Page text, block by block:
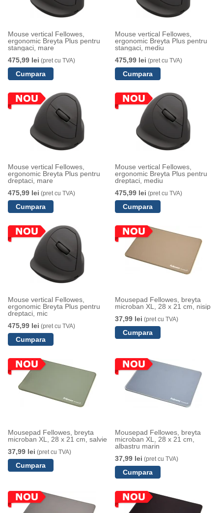
Mouse vertical Fellowes,
ergonomic Breyta Plus pentru
stangaci, mare
475,99 lei (pret cu TVA)
Mouse vertical Fellowes,
ergonomic Breyta Plus pentru
stangaci, mediu
475,99 lei (pret cu TVA)
Mouse vertical Fellowes,
ergonomic Breyta Plus pentru
dreptaci, mare
475,99 lei (pret cu TVA)
Mouse vertical Fellowes,
ergonomic Breyta Plus pentru
dreptaci, mediu
475,99 lei (pret cu TVA)
Mouse vertical Fellowes,
ergonomic Breyta Plus pentru
dreptaci, mic
475,99 lei (pret cu TVA)
Mousepad Fellowes, breyta
microban XL, 28 x 21 cm, nisip
37,99 lei (pret cu TVA)
Mousepad Fellowes, breyta
microban XL, 28 x 21 cm, salvie
37,99 lei (pret cu TVA)
Mousepad Fellowes, breyta
microban XL, 28 x 21 cm,
albastru marin
37,99 lei (pret cu TVA)